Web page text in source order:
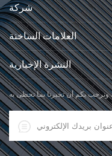
شركة
العلامات الساخنة
النشرة الإخبارية